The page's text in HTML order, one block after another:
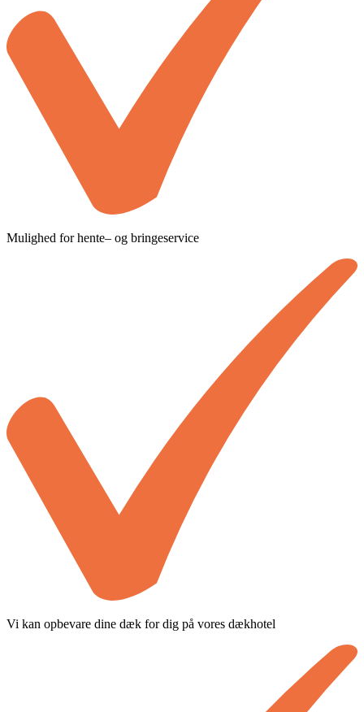
Mulighed for hente– og bringeservice
Vi kan opbevare dine dæk for dig på vores dækhotel